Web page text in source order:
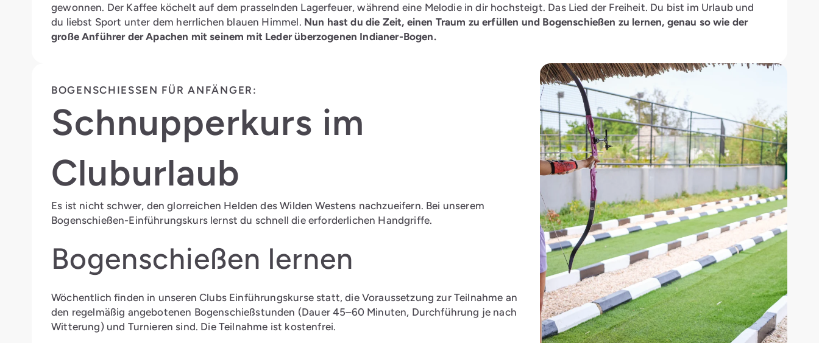
gewonnen. Der Kaffee köchelt auf dem prasselnden Lagerfeuer, während eine Melodie in dir hochsteigt. Das Lied der Freiheit. Du bist im Urlaub und
du liebst Sport unter dem herrlichen blauen Himmel. Nun hast du die Zeit, einen Traum zu erfüllen und Bogenschießen zu lernen, genau so wie der
große Anführer der Apachen mit seinem mit Leder überzogenen Indianer-Bogen.
BOGENSCHIESSEN FÜR ANFÄNGER:
Schnupperkurs im
Cluburlaub
Es ist nicht schwer, den glorreichen Helden des Wilden Westens nachzueifern. Bei unserem
Bogenschießen-Einführungskurs lernst du schnell die erforderlichen Handgriffe.
Bogenschießen lernen
Wöchentlich finden in unseren Clubs Einführungskurse statt, die Voraussetzung zur Teilnahme an
den regelmäßig angebotenen Bogenschießstunden (Dauer 45–60 Minuten, Durchführung je nach
Witterung) und Turnieren sind. Die Teilnahme ist kostenfrei.